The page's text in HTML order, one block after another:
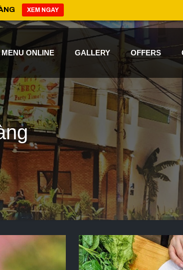
MENU ONLINE GALLERY OFFERS
XEM NGAY